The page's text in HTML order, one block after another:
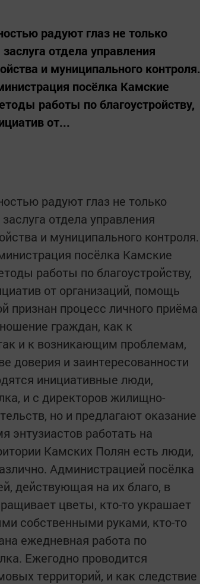
радуют глаз не только
отдела управления
и муниципального контроля.
посёлка Камские
работы по благоустройству,
от...
радуют глаз не только
отдела управления
и муниципального контроля.
посёлка Камские
работы по благоустройству,
от организаций, помощь
признан процесс личного приёма
граждан, как к
и к возникающим проблемам,
доверия и заинтересованности
инициативные люди,
и с директоров жилищно-
но и предлагают оказание
энтузиастов работать на
Камских Полян есть люди,
Администрацией посёлка
действующая на их благо, в
цветы, кто-то украшает
собственными руками, кто-то
ежедневная работа по
Ежегодно проводится
территорий, и как следствие